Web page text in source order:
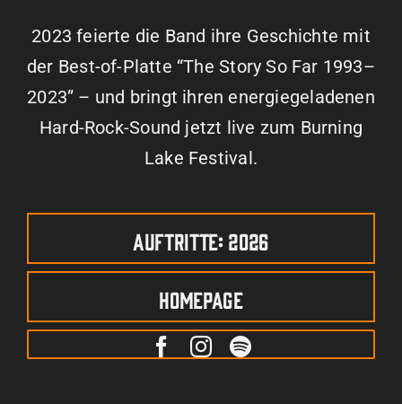
2023 feierte die Band ihre Geschichte mit
der Best-of-Platte “The Story So Far 1993–
2023” – und bringt ihren energiegeladenen
Hard-Rock-Sound jetzt live zum Burning
Lake Festival.
Auftritte: 2026
Homepage